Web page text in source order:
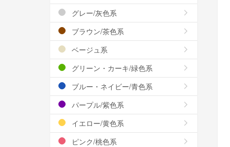
グレー/灰色系
ブラウン/茶色系
ベージュ系
グリーン・カーキ/緑色系
ブルー・ネイビー/青色系
パープル/紫色系
イエロー/黄色系
ピンク/桃色系